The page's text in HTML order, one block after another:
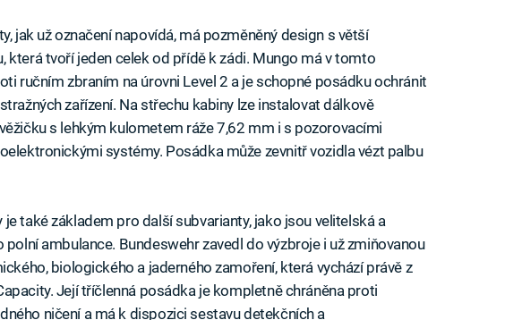
jak už označení napovídá, má pozměněný design s větší
která tvoří jeden celek od přídě k zádi. Mungo má v tomto
ručním zbraním na úrovni Level 2 a je schopné posádku ochránit
zařízení. Na střechu kabiny lze instalovat dálkově
s lehkým kulometem ráže 7,62 mm i s pozorovacími
systémy. Posádka může zevnitř vozidla vézt palbu
také základem pro další subvarianty, jako jsou velitelská a
ambulance. Bundeswehr zavedl do výzbroje i už zmiňovanou
biologického a jaderného zamoření, která vychází právě z
Její tříčlenná posádka je kompletně chráněna proti
ničení a má k dispozici sestavu detekčních a